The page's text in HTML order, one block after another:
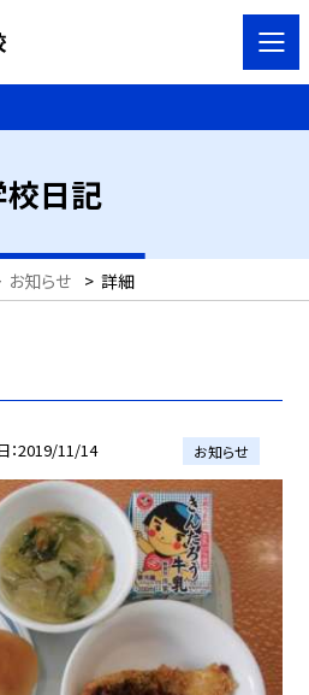
校日記
お知らせ > 詳細
2019/11/14 お知らせ